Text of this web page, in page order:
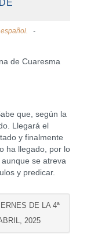
de Cuaresma
que, según la
Llegará el
y finalmente
ha llegado, por lo
se atreva
y predicar.
DE LA 4ª
2025